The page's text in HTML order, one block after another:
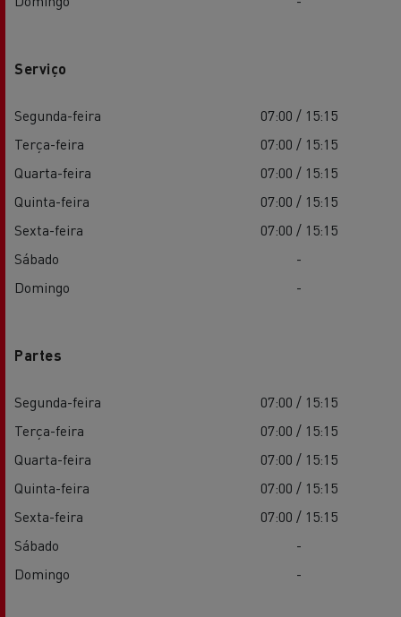
Serviço
Segunda-feira
07:00 / 15:15
Terça-feira
07:00 / 15:15
Quarta-feira
07:00 / 15:15
Quinta-feira
07:00 / 15:15
Sexta-feira
07:00 / 15:15
Sábado
-
Domingo
-
Partes
Segunda-feira
07:00 / 15:15
Terça-feira
07:00 / 15:15
Quarta-feira
07:00 / 15:15
Quinta-feira
07:00 / 15:15
Sexta-feira
07:00 / 15:15
Sábado
-
Domingo
-